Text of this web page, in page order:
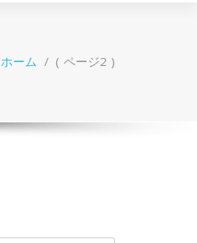
ホーム / ( ページ2 )